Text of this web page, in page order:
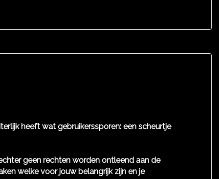
heeft wat gebruikerssporen: een scheurtje
geen rechten worden ontleend aan de
welke voor jouw belangrijk zijn en je